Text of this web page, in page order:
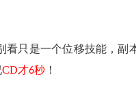
看只是一个位移技能，副
CD才6秒 ！